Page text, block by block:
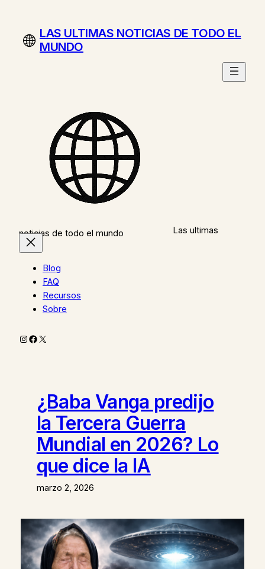
contenidoLAS ULTIMAS NOTICIAS DE TODO EL
MUNDO
Las ultimas
noticias de todo el mundo
Blog
FAQ
Recursos
Sobre
Instagram
Facebook
X
¿Baba Vanga predijo
la Tercera Guerra
Mundial en 2026? Lo
que dice la IA
marzo 2, 2026